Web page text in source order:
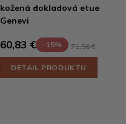
kožená dokladová etue
Genevi
60,83 € -15% 71,56 €
DETAIL PRODUKTU